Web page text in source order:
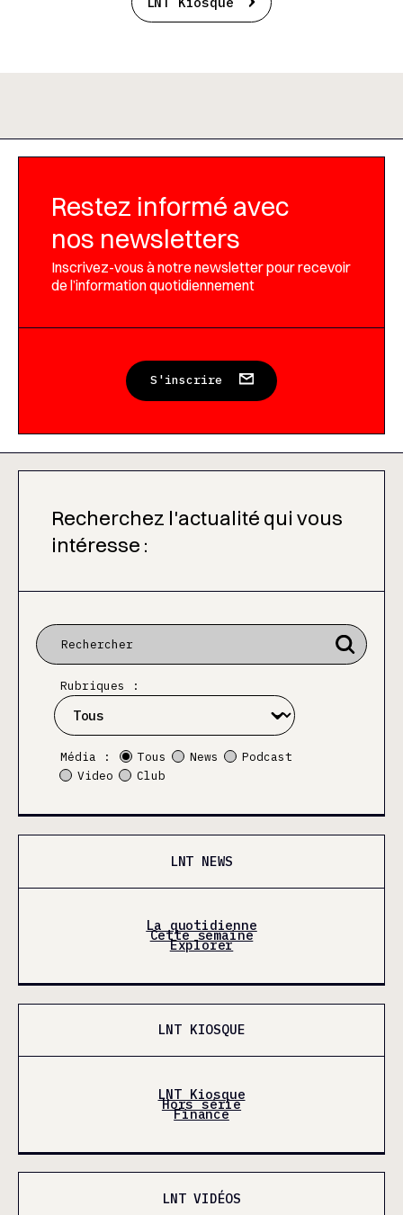
Restez informé avec
nos newsletters
Inscrivez-vous à notre newsletter pour recevoir
de l’information quotidiennement
S'inscrire
Recherchez l'actualité qui vous
intéresse :
Rubriques :
Média : Tous News
Podcast
Video
Club
LNT NEWS
La quotidienne
Cette semaine
Explorer
LNT KIOSQUE
LNT Kiosque
Hors série
Finance
LNT VIDÉOS